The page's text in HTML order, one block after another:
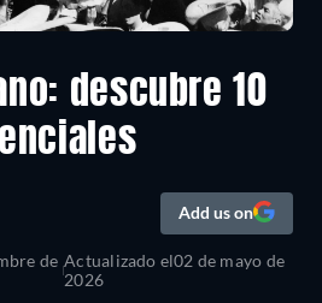
descubre 10
Add us on
de Actualizado el02 de mayo de
2026